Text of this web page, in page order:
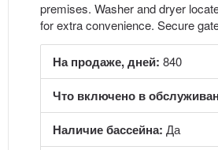
premises. Washer and dryer
for extra convenience. Secure
На продаже, дней: 840
Что включено в
Наличие бассейна: Да